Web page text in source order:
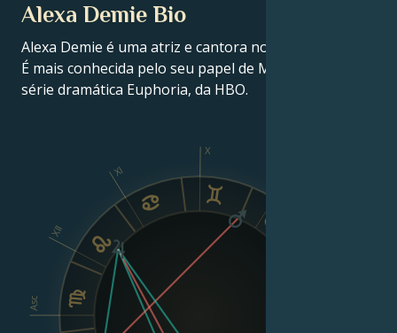
Alexa Demie Bio
Alexa Demie é uma atriz e cantora norte-americana.
É mais conhecida pelo seu papel de Maddy Perez na
série dramática Euphoria, da HBO.
Asc
X
XI
XII